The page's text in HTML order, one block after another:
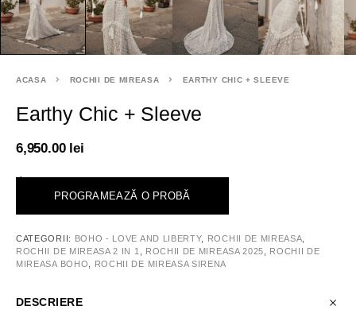
ACASA ROCHII DE MIREASA EARTHY CHIC + SLEEVE
Earthy Chic + Sleeve
6,950.00 lei
<
PROGRAMEAZĂ O PROBĂ
CATEGORII: BOHO - LOVE AND LIBERTY, ROCHII DE MIREASA
ROCHII DE MIREASA 2 IN 1
ROCHII DE MIREASA 2025
ROCHII DE
MIREASA BOHO
ROCHII DE MIREASA SIRENA
DESCRIERE